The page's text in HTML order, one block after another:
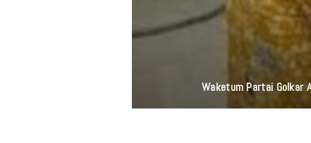
Laila Ayu Bercerita Kesedihan